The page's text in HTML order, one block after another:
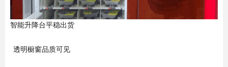
智能升降台平稳出货
透明橱窗品质可见